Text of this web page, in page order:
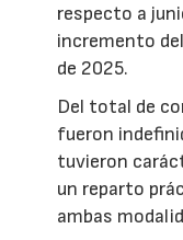
respecto a
incremento
de 2025.
Del total de
fueron
tuvieron
un reparto
ambas